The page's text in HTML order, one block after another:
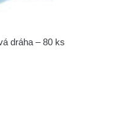
dráha – 80 ks